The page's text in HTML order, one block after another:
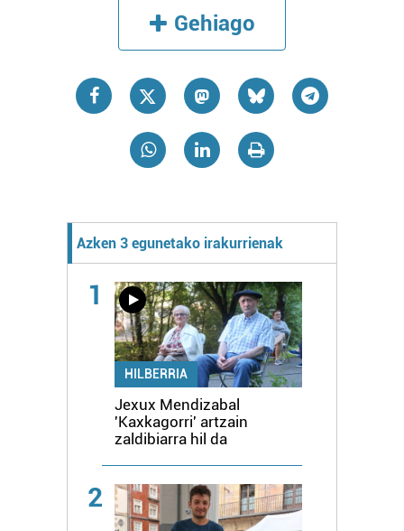
Gehiago
Azken 3 egunetako irakurrienak
1
HILBERRIA
Jexux Mendizabal
'Kaxkagorri' artzain
zaldibiarra hil da
2